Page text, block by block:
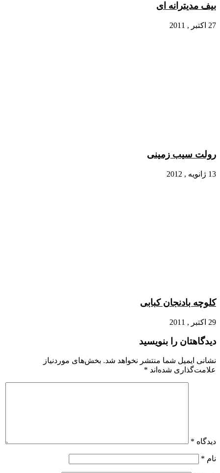
بیف مدیترانه ای
27 اکتبر , 2011
رولت سیب‌ زمینی
13 ژانویه , 2012
کلوچه بادنجان کبابی
29 اکتبر , 2011
دیدگاهتان را بنویسید
نشانی ایمیل شما منتشر نخواهد شد. بخش‌های موردنیاز
علامت‌گذاری شده‌اند *
دیدگاه *
نام *